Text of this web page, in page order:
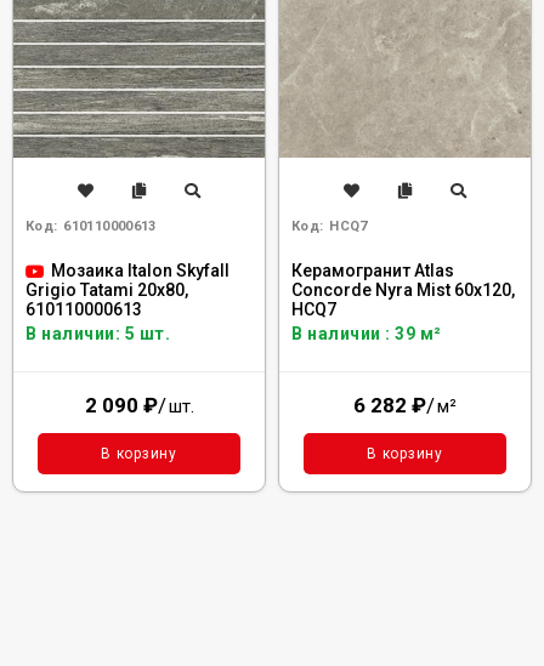
Код: 610110000613
Мозаика Italon Skyfall
Grigio Tatami 20x80,
610110000613
В наличии: 5 шт.
2 090 ₽/шт.
В корзину
Код: HCQ7
Керамогранит Atlas
Concorde Nyra Mist 60x120,
HCQ7
В наличии : 39 м²
6 282 ₽/м²
В корзину